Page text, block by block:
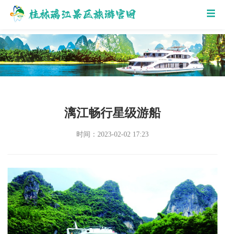
漓江畅行星级游船
时间：2023-02-02 17:23